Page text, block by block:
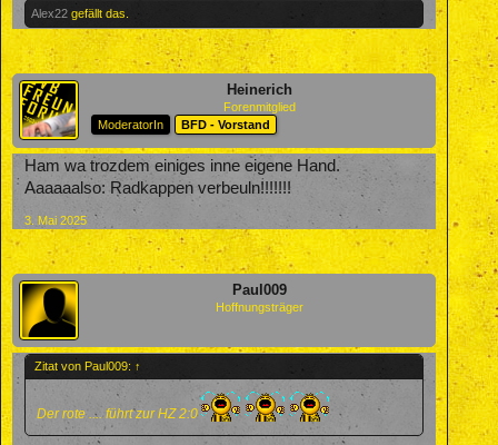
Alex22 gefällt das.
Heinerich
Forenmitglied
ModeratorIn
BFD - Vorstand
Ham wa trozdem einiges inne eigene Hand.
Aaaaaalso: Radkappen verbeuln!!!!!!!
3. Mai 2025
Paul009
Hoffnungsträger
Zitat von Paul009: ↑
Der rote .... führt zur HZ 2:0